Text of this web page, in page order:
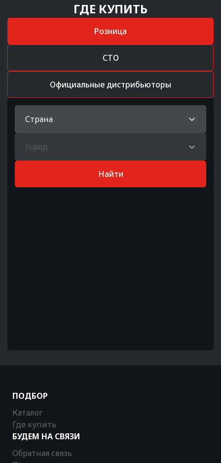
ГДЕ КУПИТЬ
Розница
СТО
Официальные дистрибьюторы
Страна
Город
Найти
ПОДБОР
Каталог
Где купить
БУДЕМ НА СВЯЗИ
Обратная связь